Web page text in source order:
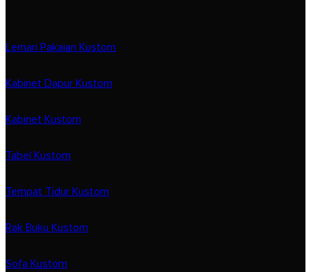
Lemari Pakaian Kustom
Kabinet Dapur Kustom
Kabinet Kustom
Tabel Kustom
Tempat Tidur Kustom
Rak Buku Kustom
Sofa Kustom